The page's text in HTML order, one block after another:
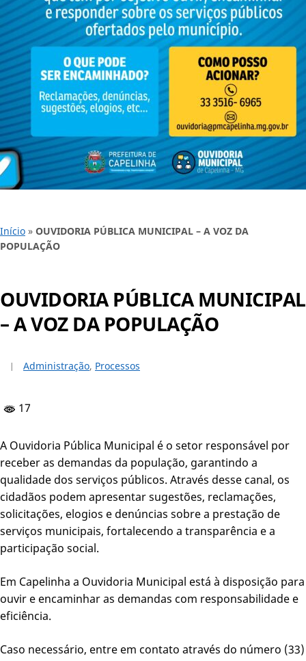
Início » OUVIDORIA PÚBLICA MUNICIPAL – A VOZ DA
POPULAÇÃO
OUVIDORIA PÚBLICA MUNICIPAL
– A VOZ DA POPULAÇÃO
Administração, Processos
17
A Ouvidoria Pública Municipal é o setor responsável por
receber as demandas da população, garantindo a
qualidade dos serviços públicos. Através desse canal, os
cidadãos podem apresentar sugestões, reclamações,
solicitações, elogios e denúncias sobre a prestação de
serviços municipais, fortalecendo a transparência e a
participação social.
Em Capelinha a Ouvidoria Municipal está à disposição para
ouvir e encaminhar as demandas com responsabilidade e
eficiência.
Caso necessário, entre em contato através do número (33)